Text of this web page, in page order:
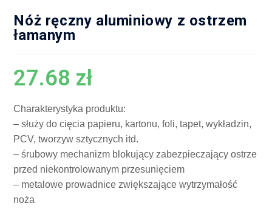
Nóż ręczny aluminiowy z ostrzem
łamanym
27.68 zł
Charakterystyka produktu:
– służy do cięcia papieru, kartonu, foli, tapet, wykładzin,
PCV, tworzyw sztycznych itd.
– śrubowy mechanizm blokujący zabezpieczający ostrze
przed niekontrolowanym przesunięciem
– metalowe prowadnice zwiększające wytrzymałość
noża